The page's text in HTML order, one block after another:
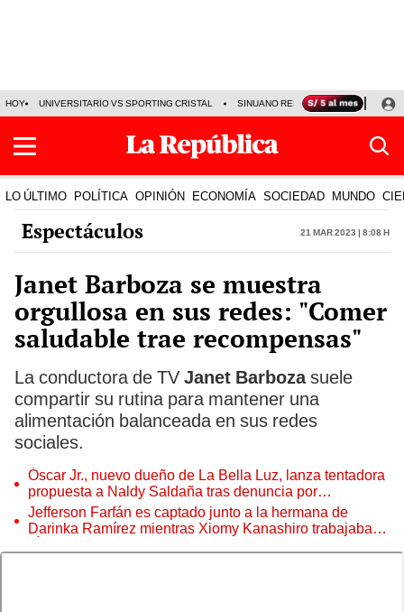
HOY UNIVERSITARIO VS SPORTING CRISTAL SINUANO RESULTADOS HOY
LO ÚLTIMO POLÍTICA OPINIÓN ECONOMÍA SOCIEDAD MUNDO
Espectáculos 21 Mar 2023 | 8:08 h
Janet Barboza se muestra
orgullosa en sus redes: "Comer
saludable trae recompensas"
La conductora de TV Janet Barbozasuele
compartir su rutina para mantener una
alimentación balanceada en sus redes
sociales.
Óscar Jr., nuevo dueño de La Bella Luz, lanza tentadora
propuesta a Naldy Saldaña tras denuncia por
tocamientos
Jefferson Farfán es captado junto a la hermana de
Darinka Ramírez mientras Xiomy Kanashiro trabajaba: